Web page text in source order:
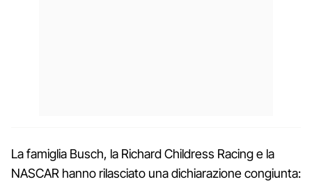
La famiglia Busch, la Richard Childress Racing e la
NASCAR hanno rilasciato una dichiarazione congiunta: